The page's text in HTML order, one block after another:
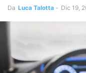
Da Luca Talotta - Dic 19,